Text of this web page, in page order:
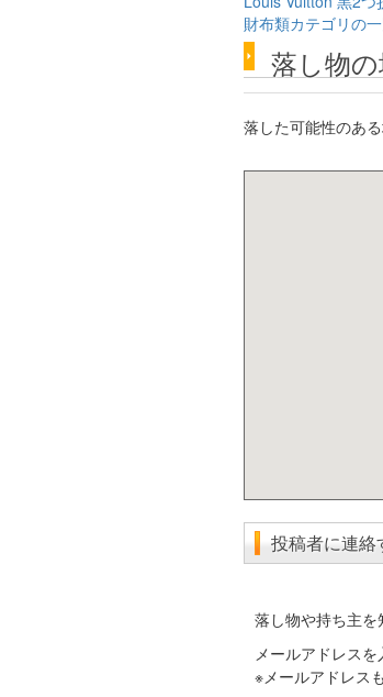
財布類カテゴリの
落し物
落した可能性のあ
投稿者に連絡
落し物や持ち主を
メールアドレスを
※メールアドレス